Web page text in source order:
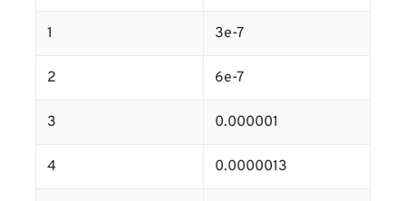
1 3e-7
2 6e-7
3 0.000001
4 0.0000013